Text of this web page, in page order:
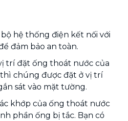
bộ hệ thống điện kết nối với
đảm bảo an toàn.
trí đặt ống thoát nước của
chúng được đặt ở vị trí
sát vào mặt tường.
khớp của ống thoát nước
phần ống bị tắc. Bạn có